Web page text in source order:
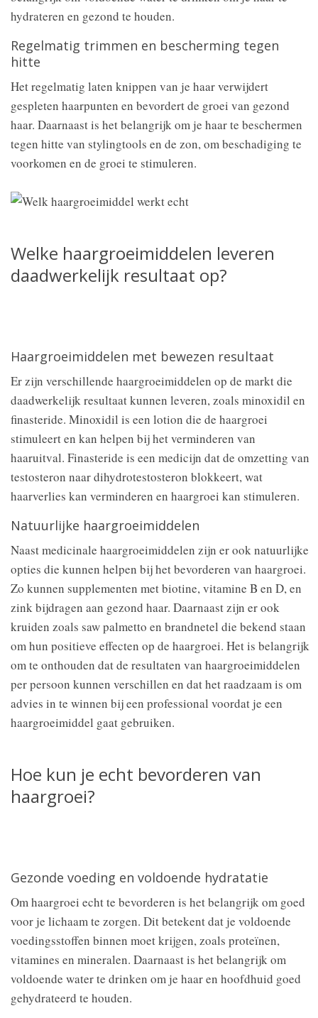
hydrateren en gezond te houden.
Regelmatig trimmen en bescherming tegen
hitte
Het regelmatig laten knippen van je haar verwijdert
gespleten haarpunten en bevordert de groei van gezond
haar. Daarnaast is het belangrijk om je haar te beschermen
tegen hitte van stylingtools en de zon, om beschadiging te
voorkomen en de groei te stimuleren.
Welke haargroeimiddelen leveren
daadwerkelijk resultaat op?
Haargroeimiddelen met bewezen resultaat
Er zijn verschillende haargroeimiddelen op de markt die
daadwerkelijk resultaat kunnen leveren, zoals minoxidil en
finasteride. Minoxidil is een lotion die de haargroei
stimuleert en kan helpen bij het verminderen van
haaruitval. Finasteride is een medicijn dat de omzetting van
testosteron naar dihydrotestosteron blokkeert, wat
haarverlies kan verminderen en haargroei kan stimuleren.
Natuurlijke haargroeimiddelen
Naast medicinale haargroeimiddelen zijn er ook natuurlijke
opties die kunnen helpen bij het bevorderen van haargroei.
Zo kunnen supplementen met biotine, vitamine B en D, en
zink bijdragen aan gezond haar. Daarnaast zijn er ook
kruiden zoals saw palmetto en brandnetel die bekend staan
om hun positieve effecten op de haargroei. Het is belangrijk
om te onthouden dat de resultaten van haargroeimiddelen
per persoon kunnen verschillen en dat het raadzaam is om
advies in te winnen bij een professional voordat je een
haargroeimiddel gaat gebruiken.
Hoe kun je echt bevorderen van
haargroei?
Gezonde voeding en voldoende hydratatie
Om haargroei echt te bevorderen is het belangrijk om goed
voor je lichaam te zorgen. Dit betekent dat je voldoende
voedingsstoffen binnen moet krijgen, zoals proteïnen,
vitamines en mineralen. Daarnaast is het belangrijk om
voldoende water te drinken om je haar en hoofdhuid goed
gehydrateerd te houden.